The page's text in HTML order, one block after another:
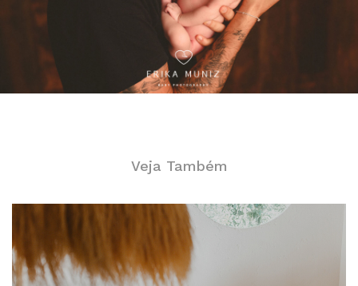
Veja Também